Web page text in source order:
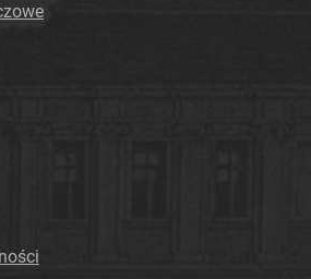
Akcyjna w Tarnowie-
Akcyjna w Tarnowie-
: tygodnik Zakładów
: tygodnik Zakładów